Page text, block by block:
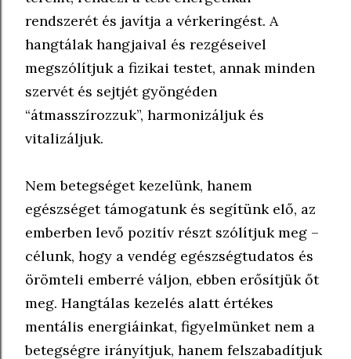
rendszerét és javítja a vérkeringést. A
hangtálak hangjaival és rezgéseivel
megszólítjuk a fizikai testet, annak minden
szervét és sejtjét gyöngéden
“átmasszírozzuk”, harmonizáljuk és
vitalizáljuk.
Nem betegséget kezelünk, hanem
egészséget támogatunk és segítünk elő, az
emberben levő pozitív részt szólítjuk meg –
célunk, hogy a vendég egészségtudatos és
örömteli emberré váljon, ebben erősítjük őt
meg. Hangtálas kezelés alatt értékes
mentális energiáinkat, figyelmünket nem a
betegségre irányítjuk, hanem felszabadítjuk